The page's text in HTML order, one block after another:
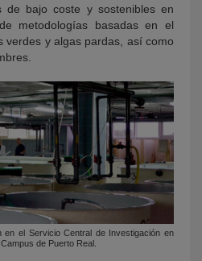
de bajo coste y sostenibles en
metodologías basadas en el
verdes y algas pardas, así como
en el Servicio Central de Investigación en
de Puerto Real.